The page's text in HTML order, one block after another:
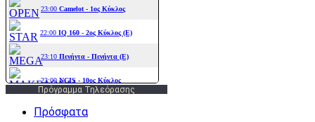
Πρόγραμμα Τηλεόρασης
Πρόσφατα